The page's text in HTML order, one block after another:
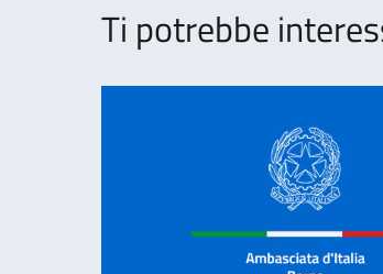
Ti potrebbe